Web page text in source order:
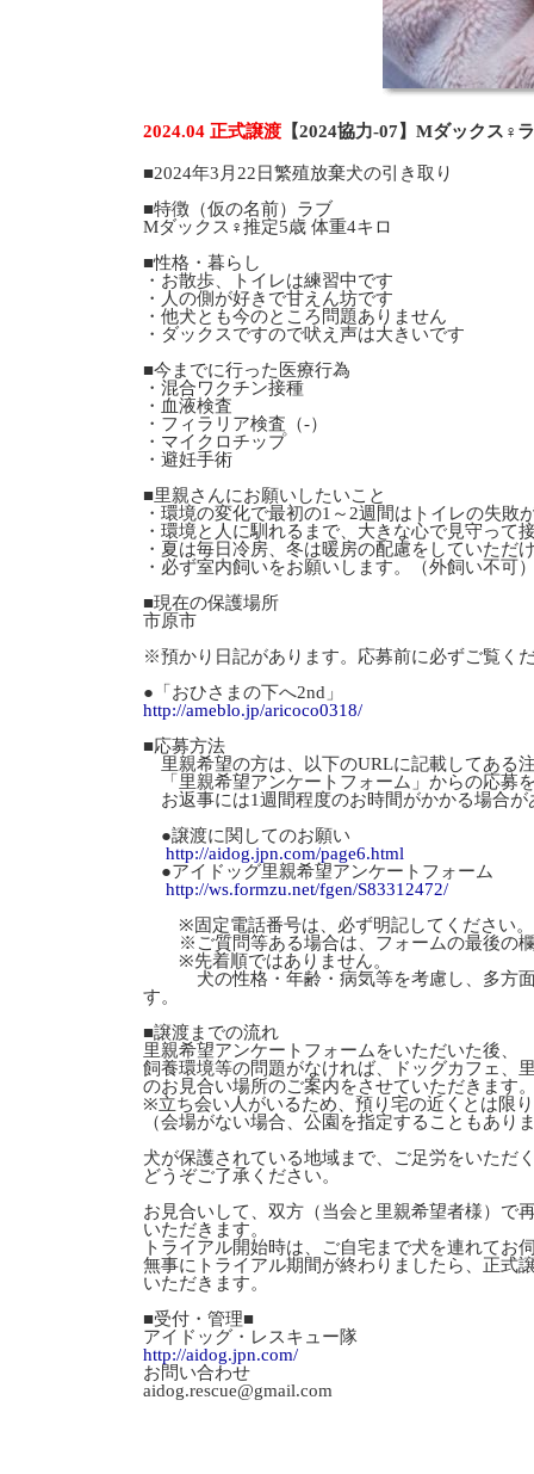
2024.04 正式譲渡 【2024協力-07】Mダックス♀
■2024年3月22日繁殖放棄犬の引き取り
■特徴（仮の名前）ラブ
Mダックス♀推定5歳 体重4キロ
■性格・暮らし
・お散歩、トイレは練習中です
・人の側が好きで甘えん坊です
・他犬とも今のところ問題ありません
・ダックスですので吠え声は大きいです
■今までに行った医療行為
・混合ワクチン接種
・血液検査
・フィラリア検査（-）
・マイクロチップ
・避妊手術
■里親さんにお願いしたいこと
・環境の変化で最初の1～2週間はトイレの失
・環境と人に馴れるまで、大きな心で見守って
・夏は毎日冷房、冬は暖房の配慮をしていただ
・必ず室内飼いをお願いします。（外飼い不可
■現在の保護場所
市原市
※預かり日記があります。応募前に必ずご覧く
●「おひさまの下へ2nd」
http://ameblo.jp/aricoco0318/
■応募方法
里親希望の方は、以下のURLに記載してある
「里親希望アンケートフォーム」からの応募
お返事には1週間程度のお時間がかかる場合
●譲渡に関してのお願い
http://aidog.jpn.com/page6.html
●アイドッグ里親希望アンケートフォーム
http://ws.formzu.net/fgen/S83312472/
※固定電話番号は、必ず明記してください。
※ご質問等ある場合は、フォームの最後の欄
※先着順ではありません。
犬の性格・年齢・病気等を考慮し、多方面
す。
■譲渡までの流れ
里親希望アンケートフォームをいただいた後、
飼養環境等の問題がなければ、ドッグカフェ、
のお見合い場所のご案内をさせていただきます
※立ち会い人がいるため、預り宅の近くとは限
（会場がない場合、公園を指定することもあり
犬が保護されている地域まで、ご足労をいただ
どうぞご了承ください。
お見合いして、双方（当会と里親希望者様）で
いただきます。
トライアル開始時は、ご自宅まで犬を連れてお
無事にトライアル期間が終わりましたら、正式
いただきます。
■受付・管理■
アイドッグ・レスキュー隊
http://aidog.jpn.com/
お問い合わせ
aidog.rescue@gmail.com